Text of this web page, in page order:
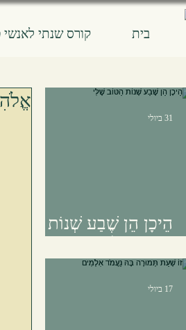
בית קורס שנתי לאנשי
הֵיכָן הֵן שֶׁבַע שְׁנוֹת
31 ביולי
17 ביולי